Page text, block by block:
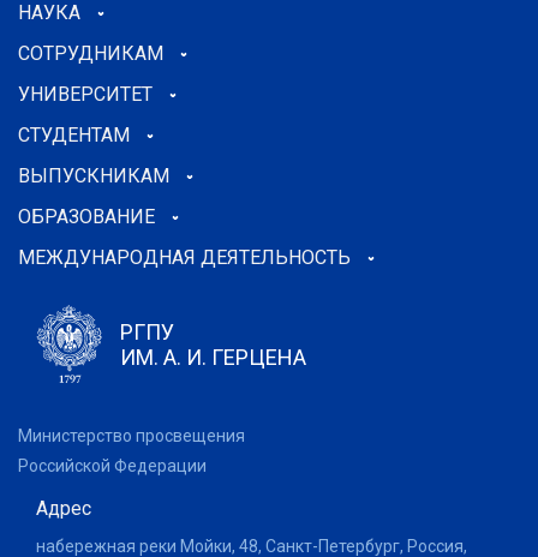
НАУКА
СОТРУДНИКАМ
УНИВЕРСИТЕТ
СТУДЕНТАМ
ВЫПУСКНИКАМ
ОБРАЗОВАНИЕ
МЕЖДУНАРОДНАЯ ДЕЯТЕЛЬНОСТЬ
РГПУ
ИМ. А. И. ГЕРЦЕНА
Министерство просвещения
Российской Федерации
Адрес
набережная реки Мойки, 48, Санкт-Петербург, Россия,